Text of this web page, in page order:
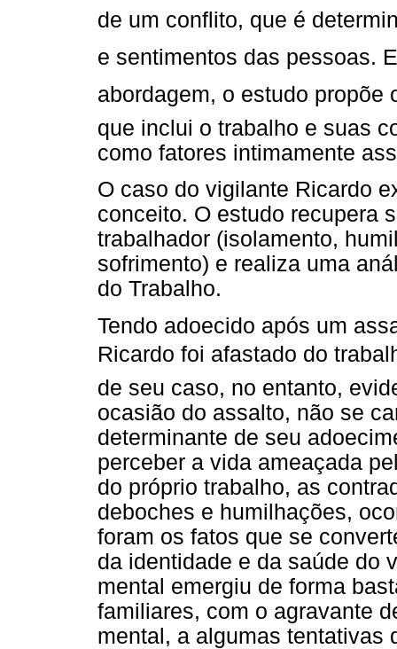
de um conflito, que é
e sentimentos das pessoas.
abordagem, o estudo propõe
que inclui o trabalho e suas
como fatores intimamente
O caso do vigilante Ricardo
conceito. O estudo recupera
trabalhador (isolamento,
sofrimento) e realiza uma
do Trabalho.
Tendo adoecido após um
Ricardo foi afastado do
de seu caso, no entanto,
ocasião do assalto, não se
determinante de seu
perceber a vida ameaçada
do próprio trabalho, as
deboches e humilhações,
foram os fatos que se
da identidade e da saúde do
mental emergiu de forma
familiares, com o agravante
mental, a algumas tentativas